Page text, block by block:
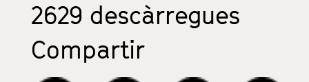
2629 descàrregues
Compartir